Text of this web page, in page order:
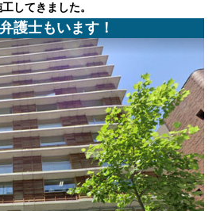
してきました。
護士もいます！